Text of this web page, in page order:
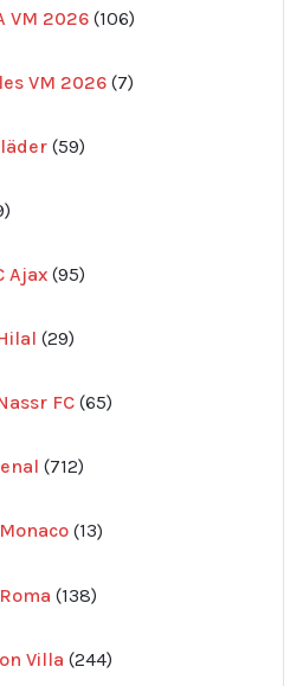
VM 2026 106
produkter
VM 2026 7
produkter
59
produkter
produkter
Ajax 95
produkter
29
produkter
FC 65
produkter
712
produkter
13
produkter
138
produkter
Villa 244
produkter